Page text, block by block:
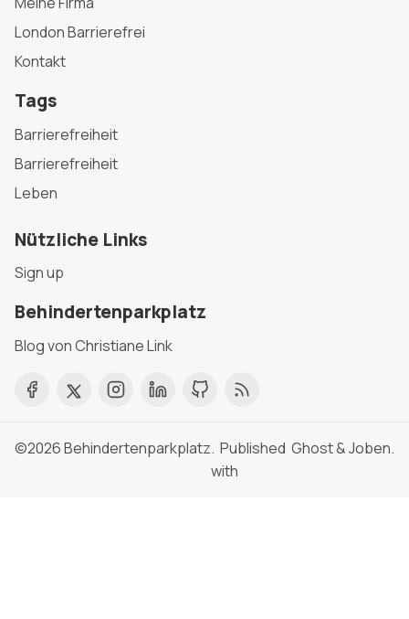
London Barrierefrei
Kontakt
Tags
Barrierefreiheit
Barrierefreiheit
Leben
Nützliche Links
Sign up
Behindertenparkplatz
Blog von Christiane Link
©2026Behindertenparkplatz. Published
with
Ghost&Joben.